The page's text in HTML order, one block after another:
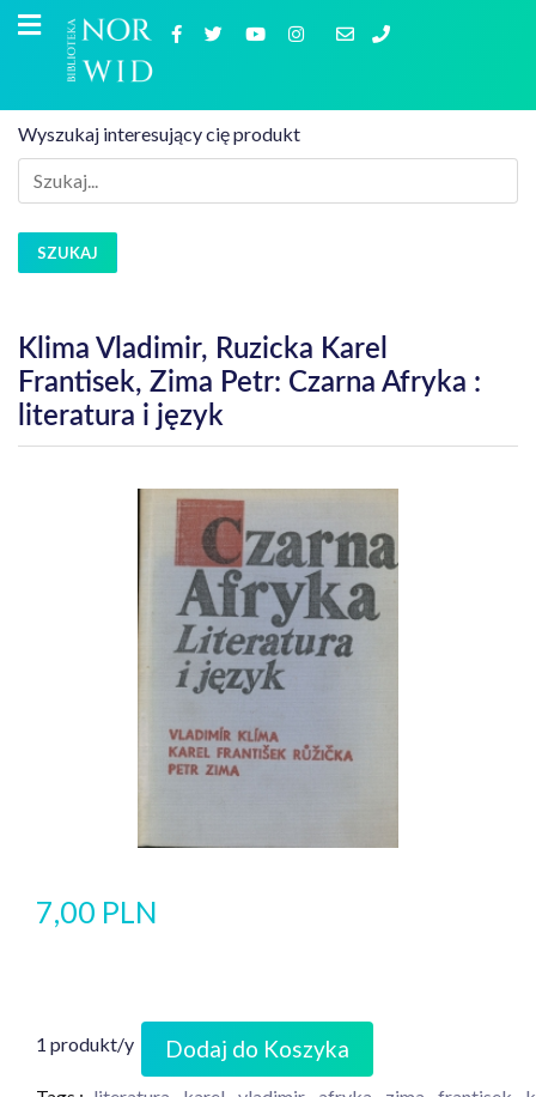
Wyszukaj interesujący cię produkt
SZUKAJ
Klima Vladimir, Ruzicka Karel
Frantisek, Zima Petr: Czarna Afryka :
literatura i język
7,00 PLN
1 produkt/y Dodaj do Koszyka